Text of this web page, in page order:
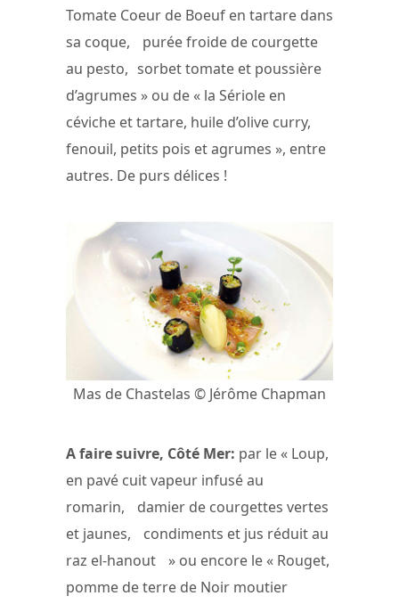
Tomate Coeur de Boeuf en tartare dans
sa coque, purée froide de courgette
au pesto, sorbet tomate et poussière
d’agrumes » ou de « la Sériole en
céviche et tartare, huile d’olive curry,
fenouil, petits pois et agrumes », entre
autres. De purs délices !
Mas de Chastelas © Jérôme Chapman
A faire suivre, Côté Mer: par le « Loup,
en pavé cuit vapeur infusé au
romarin, damier de courgettes vertes
et jaunes, condiments et jus réduit au
raz el-hanout » ou encore le « Rouget,
pomme de terre de Noir moutier